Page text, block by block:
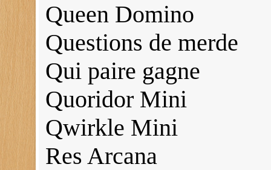
Queen Domino
Questions de merde
Qui paire gagne
Quoridor Mini
Qwirkle Mini
Res Arcana